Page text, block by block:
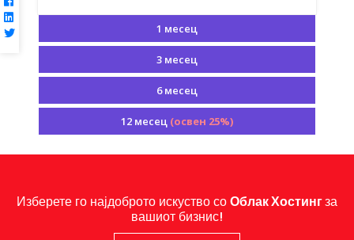
1 месец
3 месец
6 месец
12 месец (освен 25%)
Изберете го најдоброто искуство соОблак Хостингза
вашиот бизнис!